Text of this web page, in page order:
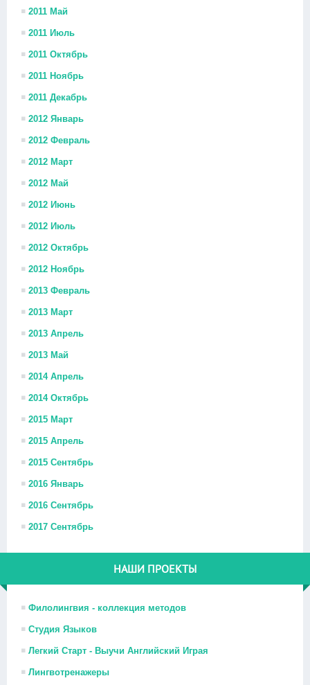
2011 Май
2011 Июль
2011 Октябрь
2011 Ноябрь
2011 Декабрь
2012 Январь
2012 Февраль
2012 Март
2012 Май
2012 Июнь
2012 Июль
2012 Октябрь
2012 Ноябрь
2013 Февраль
2013 Март
2013 Апрель
2013 Май
2014 Апрель
2014 Октябрь
2015 Март
2015 Апрель
2015 Сентябрь
2016 Январь
2016 Сентябрь
2017 Сентябрь
НАШИ ПРОЕКТЫ
Филолингвия - коллекция методов
Студия Языков
Легкий Старт - Выучи Английский Играя
Лингвотренажеры